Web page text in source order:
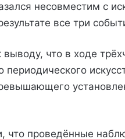
несовместим с
все три
что в ходе
что проведённые